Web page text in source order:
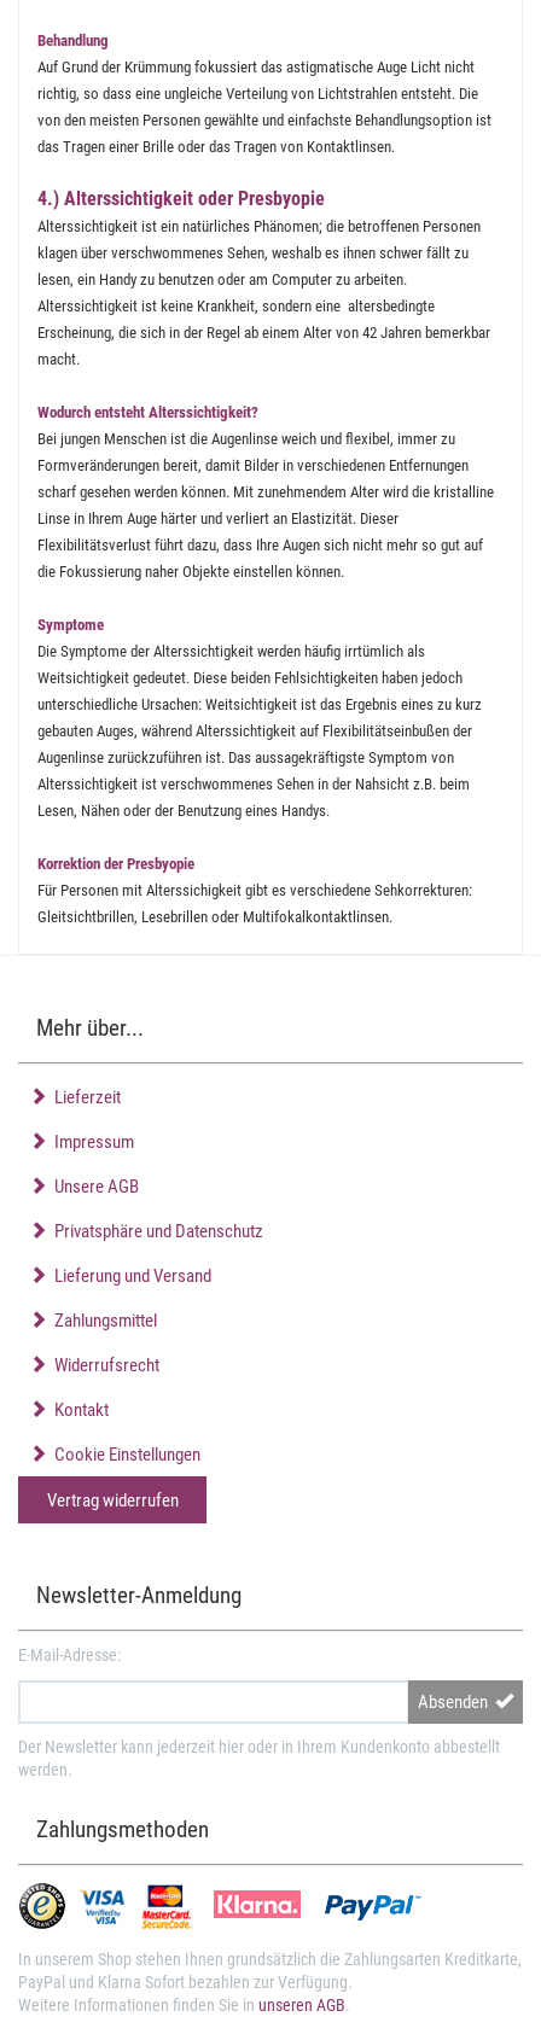
Behandlung
Auf Grund der Krümmung fokussiert das astigmatische Auge Licht nicht
richtig, so dass eine ungleiche Verteilung von Lichtstrahlen entsteht. Die
von den meisten Personen gewählte und einfachste Behandlungsoption ist
das Tragen einer Brille oder das Tragen von Kontaktlinsen.
4.) Alterssichtigkeit oder Presbyopie
Alterssichtigkeit ist ein natürliches Phänomen; die betroffenen Personen
klagen über verschwommenes Sehen, weshalb es ihnen schwer fällt zu
lesen, ein Handy zu benutzen oder am Computer zu arbeiten.
Alterssichtigkeit ist keine Krankheit, sondern eine altersbedingte
Erscheinung, die sich in der Regel ab einem Alter von 42 Jahren bemerkbar
macht.
Wodurch entsteht Alterssichtigkeit?
Bei jungen Menschen ist die Augenlinse weich und flexibel, immer zu
Formveränderungen bereit, damit Bilder in verschiedenen Entfernungen
scharf gesehen werden können. Mit zunehmendem Alter wird die kristalline
Linse in Ihrem Auge härter und verliert an Elastizität. Dieser
Flexibilitätsverlust führt dazu, dass Ihre Augen sich nicht mehr so gut auf
die Fokussierung naher Objekte einstellen können.
Symptome
Die Symptome der Alterssichtigkeit werden häufig irrtümlich als
Weitsichtigkeit gedeutet. Diese beiden Fehlsichtigkeiten haben jedoch
unterschiedliche Ursachen: Weitsichtigkeit ist das Ergebnis eines zu kurz
gebauten Auges, während Alterssichtigkeit auf Flexibilitätseinbußen der
Augenlinse zurückzuführen ist. Das aussagekräftigste Symptom von
Alterssichtigkeit ist verschwommenes Sehen in der Nahsicht z.B. beim
Lesen, Nähen oder der Benutzung eines Handys.
Korrektion der Presbyopie
Für Personen mit Alterssichigkeit gibt es verschiedene Sehkorrekturen:
Gleitsichtbrillen, Lesebrillen oder Multifokalkontaktlinsen.
Mehr über...
Lieferzeit
Impressum
Unsere AGB
Privatsphäre und Datenschutz
Lieferung und Versand
Zahlungsmittel
Widerrufsrecht
Kontakt
Cookie Einstellungen
Vertrag widerrufen
Newsletter-Anmeldung
E-Mail-Adresse:
Absenden
Der Newsletter kann jederzeit hier oder in Ihrem Kundenkonto abbestellt
werden.
Zahlungsmethoden
In unserem Shop stehen Ihnen grundsätzlich die Zahlungsarten Kreditkarte,
PayPal und Klarna Sofort bezahlen zur Verfügung.
Weitere Informationen finden Sie in unseren AGB.